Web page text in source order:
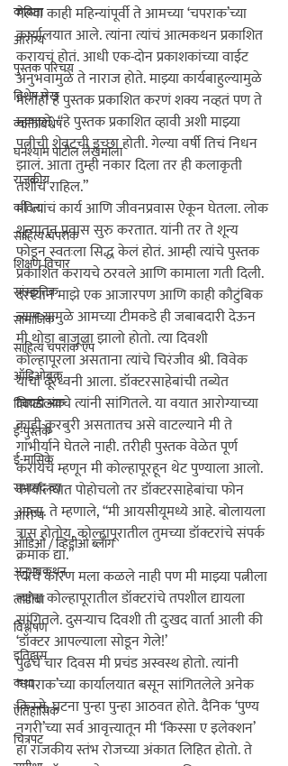
कविता
आरोग्य
पुस्तक परिचय
विशेष लेख
व्यक्तिविशेष
घनश्याम पाटील लेखमाला
राजकीय
कविता
साहित्य चपराक
शिक्षण विचार
सांस्कृतिक
सामाजिक
साहित्य चपराक ऍप
ऑडिओबुक
दिवाळी अंक
ई-पुस्तके
ई-मासिके
सभासद व्हा
आरोग्य
ऑडिओ / व्हिडीओ ब्लॉग
अनुभवकथन
लाडोबा
विश्लेषण
इतिहास
कथा
ऎतिहासिक
चित्रपट
गेल्या काही महिन्यांपूर्वी ते आमच्या ‘चपराक‌’च्या
कार्यालयात आले. त्यांना त्यांचं आत्मकथन प्रकाशित
करायचं होतं. आधी एक-दोन प्रकाशकांच्या वाईट
अनुभवामुळे ते नाराज होते. माझ्या कार्यबाहुल्यामुळे
मलाही हे पुस्तक प्रकाशित करणं शक्य नव्हतं पण ते
म्हणाले, “हे पुस्तक प्रकाशित व्हावी अशी माझ्या
पत्नीची शेवटची इच्छा होती. गेल्या वर्षी तिचं निधन
झालं. आता तुम्ही नकार दिला तर ही कलाकृती
तशीच राहिल.”
मी त्यांचं कार्य आणि जीवनप्रवास ऐकून घेतला. लोक
शून्यातून प्रवास सुरु करतात. यांनी तर ते शून्य
फोडून स्वतःला सिद्ध केलं होतं. आम्ही त्यांचे पुस्तक
प्रकाशित करायचे ठरवले आणि कामाला गती दिली.
दरम्यान माझे एक आजारपण आणि काही कौटुंबिक
व्याप यामुळे आमच्या टीमकडे ही जबाबदारी देऊन
मी थोडा बाजूला झालो होतो. त्या दिवशी
कोल्हापूरला असताना त्यांचे चिरंजीव श्री. विवेक
यांचा दूरध्वनी आला. डॉक्टरसाहेबांची तब्येत
बिघडल्याचे त्यांनी सांगितले. या वयात आरोग्याच्या
काही कुरबुरी असतातच असे वाटल्याने मी ते
गांभीर्याने घेतले नाही. तरीही पुस्तक वेळेत पूर्ण
करायचे म्हणून मी कोल्हापूरहून थेट पुण्याला आलो.
कार्यालयात पोहोचलो तर डॉक्टरसाहेबांचा फोन
आला. ते म्हणाले, “मी आयसीयूमध्ये आहे. बोलायला
त्रास होतोय. कोल्हापूरातील तुमच्या डॉक्टरांचे संपर्क
क्रमांक द्या.”
त्याचे कारण मला कळले नाही पण मी माझ्या पत्नीला
त्यांना कोल्हापूरातील डॉक्टरांचे तपशील द्यायला
सांगितले. दुसऱ्याच दिवशी ती दुःखद वार्ता आली की
‘डॉक्टर आपल्याला सोडून गेले!’
पुढचे चार दिवस मी प्रचंड अस्वस्थ होतो. त्यांनी
‘चपराक‌’च्या कार्यालयात बसून सांगितलेले अनेक
किस्से, घटना पुन्हा पुन्हा आठवत होते. दैनिक ‘पुण्य
नगरी‌’च्या सर्व आवृत्त्यातून मी ‘किस्सा ए इलेक्शन‌’
हा राजकीय स्तंभ रोजच्या अंकात लिहित होतो. ते